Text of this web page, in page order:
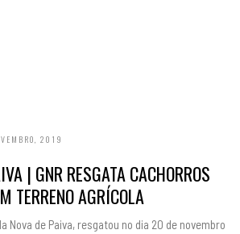
2019
| GNR RESGATA CACHORROS
TERRENO AGRÍCOLA
Nova de Paiva, resgatou no dia 20 de novembro